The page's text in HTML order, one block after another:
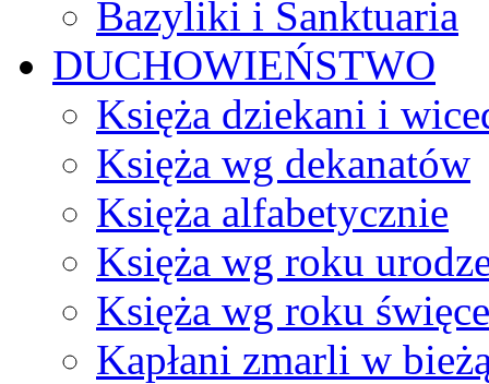
Bazyliki i Sanktuaria
DUCHOWIEŃSTWO
Księża dziekani i
Księża wg dekanatów
Księża alfabetycznie
Księża wg roku
Księża wg roku
Kapłani zmarli w